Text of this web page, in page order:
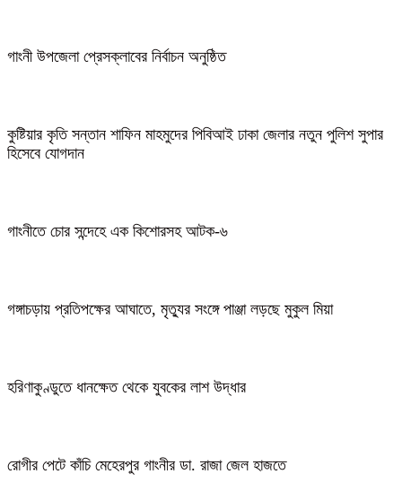
গাংনী উপজেলা প্রেসক্লাবের নির্বাচন অনুষ্ঠিত
কুষ্টিয়ার কৃতি সন্তান শাফিন মাহমুদের পিবিআই ঢাকা জেলার নতুন পুলিশ সুপার
হিসেবে যোগদান
গাংনীতে চোর সন্দেহে এক কিশোরসহ আটক-৬
গঙ্গাচড়ায় প্রতিপক্ষের আঘাতে, মৃত্যুর সংঙ্গে পাঞ্জা লড়ছে মুকুল মিয়া
হরিণাকুণ্ডুতে ধানক্ষেত থেকে যুবকের লাশ উদ্ধার
রোগীর পেটে কাঁচি মেহেরপুর গাংনীর ডা. রাজা জেল হাজতে